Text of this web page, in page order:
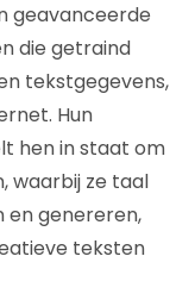
geavanceerde
die getraind
tekstgegevens,
Hun
hen in staat om
waarbij ze taal
en genereren,
teksten